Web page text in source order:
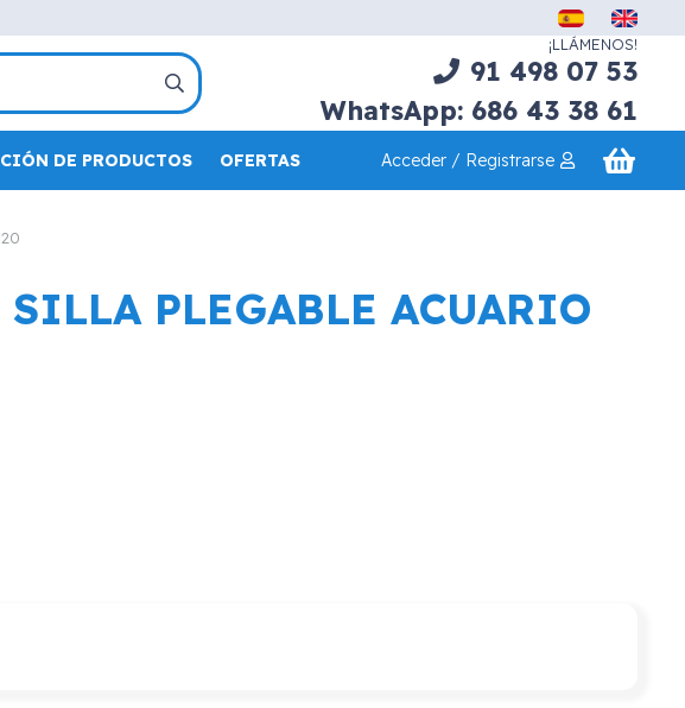
¡LLÁMENOS!
91 498 07 53
WhatsApp: 686 43 38 61
DE PRODUCTOS OFERTAS Acceder / Registrarse
SILLA PLEGABLE ACUARIO